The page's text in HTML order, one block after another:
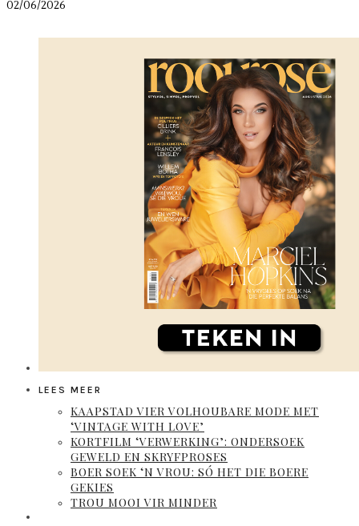
02/06/2026
LEES MEER
KAAPSTAD VIER VOLHOUBARE MODE MET
‘VINTAGE WITH LOVE’
KORTFILM ‘VERWERKING’: ONDERSOEK
GEWELD EN SKRYFPROSES
BOER SOEK ‘N VROU: SÓ HET DIE BOERE
GEKIES
TROU MOOI VIR MINDER